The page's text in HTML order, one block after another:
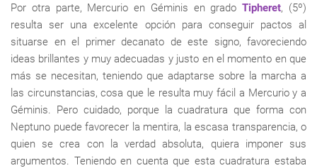
Por otra parte, Mercurio en Géminis en gradoTipheret, (5º)
resulta ser una excelente opción para conseguir pactos al
situarse en el primer decanato de este signo, favoreciendo
ideas brillantes y muy adecuadas y justo en el momento en que
más se necesitan, teniendo que adaptarse sobre la marcha a
las circunstancias, cosa que le resulta muy fácil a Mercurio y a
Géminis. Pero cuidado, porque la cuadratura que forma con
Neptuno puede favorecer la mentira, la escasa transparencia, o
quien se crea con la verdad absoluta, quiera imponer sus
argumentos. Teniendo en cuenta que esta cuadratura estaba